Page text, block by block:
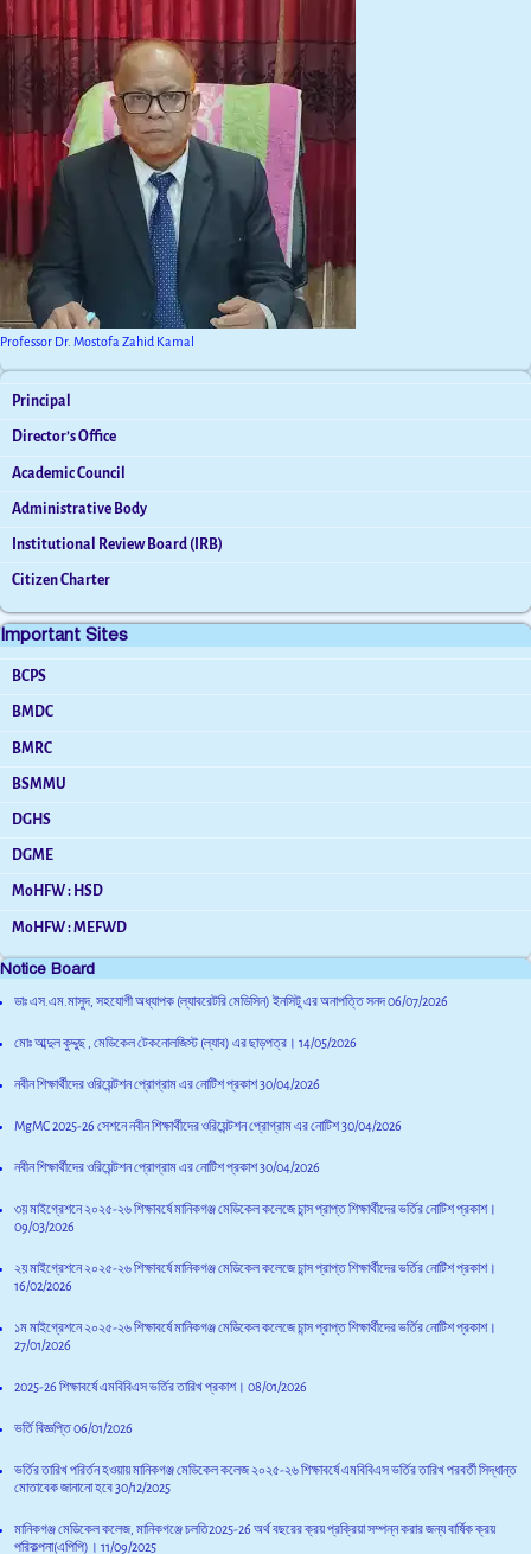
Professor Dr. Mostofa Zahid Kamal
Principal
Director’s Office
Academic Council
Administrative Body
Institutional Review Board (IRB)
Citizen Charter
Important Sites
BCPS
BMDC
BMRC
BSMMU
DGHS
DGME
MoHFW : HSD
MoHFW : MEFWD
Notice Board
ডাঃ এস.এম.মাসুদ, সহযোগী অধ্যাপক (ল্যাবরেটরি মেডিসিন) ইনসিটু এর অনাপত্তি সনদ06/07/2026
মোঃ আব্দুল কুদ্দুছ , মেডিকেল টেকনোলজিস্ট (ল্যাব) এর ছাড়পত্র। 14/05/2026
নবীন শিক্ষার্থীদের ওরিয়েন্টশন প্রোগ্রাম এর নোটিশ প্রকাশ30/04/2026
MgMC 2025-26 সেশনে নবীন শিক্ষার্থীদের ওরিয়েন্টশন প্রোগ্রাম এর নোটিশ30/04/2026
নবীন শিক্ষার্থীদের ওরিয়েন্টশন প্রোগ্রাম এর নোটিশ প্রকাশ30/04/2026
৩য় মাইগ্রেশনে ২০২৫-২৬ শিক্ষাবর্ষে মানিকগঞ্জ মেডিকেল কলেজে চান্স প্রাপ্ত শিক্ষার্থীদের ভর্তির নোটিশ প্রকাশ।
09/03/2026
২য় মাইগ্রেশনে ২০২৫-২৬ শিক্ষাবর্ষে মানিকগঞ্জ মেডিকেল কলেজে চান্স প্রাপ্ত শিক্ষার্থীদের ভর্তির নোটিশ প্রকাশ।
16/02/2026
১ম মাইগ্রেশনে ২০২৫-২৬ শিক্ষাবর্ষে মানিকগঞ্জ মেডিকেল কলেজে চান্স প্রাপ্ত শিক্ষার্থীদের ভর্তির নোটিশ প্রকাশ।
27/01/2026
2025-26 শিক্ষাবর্ষে এমবিবিএস ভর্তির তারিখ প্রকাশ। 08/01/2026
ভর্তি বিজ্ঞপ্তি06/01/2026
ভর্তির তারিখ পরির্তন হওয়ায় মানিকগঞ্জ মেডিকেল কলেজ ২০২৫-২৬ শিক্ষাবর্ষে এমবিবিএস ভর্তির তারিখ পরবর্তী সিদ্ধান্ত
মোতাবেক জানানো হবে30/12/2025
মানিকগঞ্জ মেডিকেল কলেজ, মানিকগঞ্জে চলতি2025-26 অর্থ বছরের ক্রয় প্রক্রিয়া সম্পন্ন করার জন্য বার্ষিক ক্রয়
পরিকল্পনা(এপিপি)। 11/09/2025